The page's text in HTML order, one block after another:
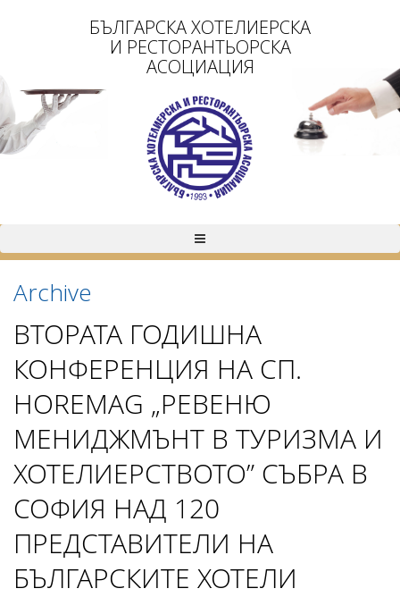
БЪЛГАРСКА ХОТЕЛИЕРСКА
И РЕСТОРАНТЬОРСКА
АСОЦИАЦИЯ
Archive
ВТОРАТА ГОДИШНА
КОНФЕРЕНЦИЯ НА СП.
HOREMAG „РЕВЕНЮ
МЕНИДЖМЪНТ В ТУРИЗМА И
ХОТЕЛИЕРСТВОТО” СЪБРА В
СОФИЯ НАД 120
ПРЕДСТАВИТЕЛИ НА
БЪЛГАРСКИТЕ ХОТЕЛИ